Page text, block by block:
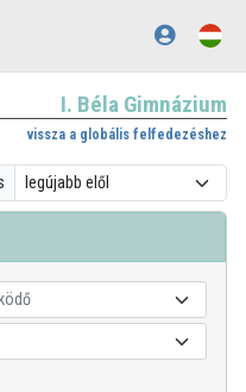
I. Béla Gimnázium
vissza a globális felfedezéshez